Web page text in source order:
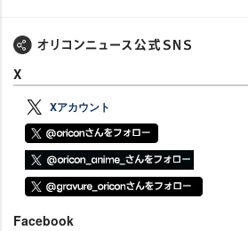
X
Xアカウント
Facebook